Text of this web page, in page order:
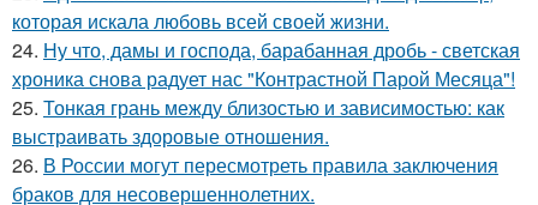
которая искала любовь всей своей жизни.
24. Ну что, дамы и господа, барабанная дробь - светская
хроника снова радует нас "Контрастной Парой Месяца"!
25. Тонкая грань между близостью и зависимостью: как
выстраивать здоровые отношения.
26. В России могут пересмотреть правила заключения
браков для несовершеннолетних.